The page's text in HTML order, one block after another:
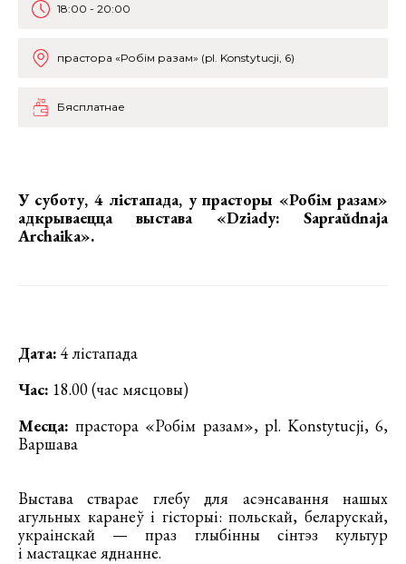
18:00 - 20:00
прастора «Робім разам» (pl. Konstytucji, 6)
Бясплатнае
У суботу, 4 лістапада, у прасторы «Робім разам»
адкрываеццавыстава «Dziady: Sapraŭdnaja
Archaika».
Дата: 4 лістапада
Час: 18.00 (час мясцовы)
Месца: прастора «Робім разам», pl. Konstytucji, 6,
Варшава
Выстава стварае глебу для асэнсавання нашых
агульных каранеў і гісторыі: польскай, беларускай,
украінскай — праз глыбінны сінтэз культур
і мастацкае яднанне.